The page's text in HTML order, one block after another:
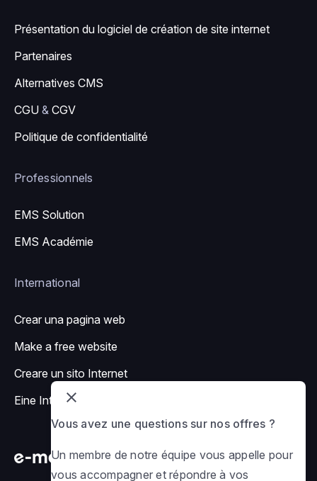
Vous avez une questions sur nos offres ?
Un membre de notre équipe vous appelle pour
vous accompagner et répondre à vos
Présentation du logiciel de création de site internet
Partenaires
Alternatives CMS
CGU & CGV
Politique de confidentialité
Professionnels
EMS Solution
EMS Académie
International
Crear una pagina web
Make a free website
Creare un sito Internet
Eine Internetseite erstellen